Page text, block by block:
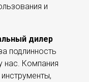
и
дилер
подлинность
нас. Компания